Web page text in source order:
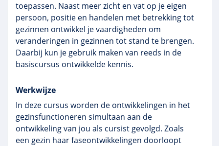
toepassen. Naast meer zicht en vat op je eigen
persoon, positie en handelen met betrekking tot
gezinnen ontwikkel je vaardigheden om
veranderingen in gezinnen tot stand te brengen.
Daarbij kun je gebruik maken van reeds in de
basiscursus ontwikkelde kennis.
Werkwijze
In deze cursus worden de ontwikkelingen in het
gezinsfunctioneren simultaan aan de
ontwikkeling van jou als cursist gevolgd. Zoals
een gezin haarfaseontwikkelingen doorloopt